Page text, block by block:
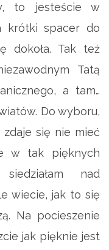
to jesteście w
krótki spacer do
dokoła. Tak też
Tatą
a tam…
Do wyboru,
się nie mieć
w tak pięknych
nad
wiecie, jak to się
Na pocieszenie
jak pięknie jest